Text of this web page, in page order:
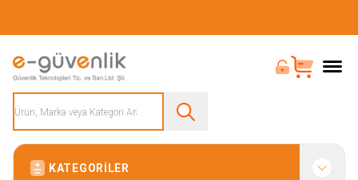
Bayi Girişi
Sepet
KATEGORILER